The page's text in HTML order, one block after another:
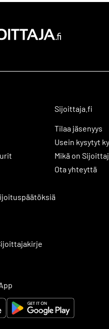
Sijoittaja.fi
Tilaa jäsenyys
Usein kysytyt
Mikä on
Ota yhteyttä